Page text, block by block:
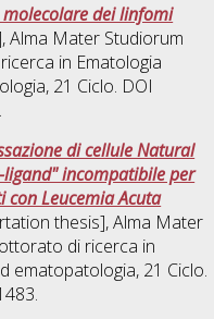
dei linfomi
Alma Mater Studiorum
in Ematologia
, 21 Ciclo. DOI
di cellule Natural
incompatibile per
Leucemia Acuta
thesis], Alma Mater
di ricerca in
ematopatologia, 21 Ciclo.